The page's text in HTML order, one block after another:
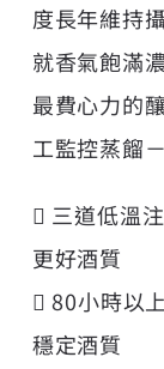
度長年維持
就香氣飽滿
最費心力的
工監控蒸餾
 三道低溫
更好酒質
 80小時以
穩定酒質